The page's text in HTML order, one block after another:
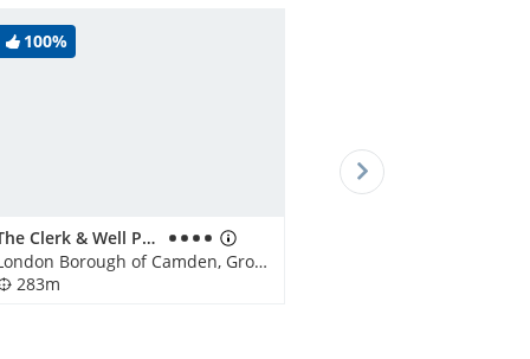
100%
The Clerk & Well Pub & Rooms
London Borough of Camden, Großbritannien
283m